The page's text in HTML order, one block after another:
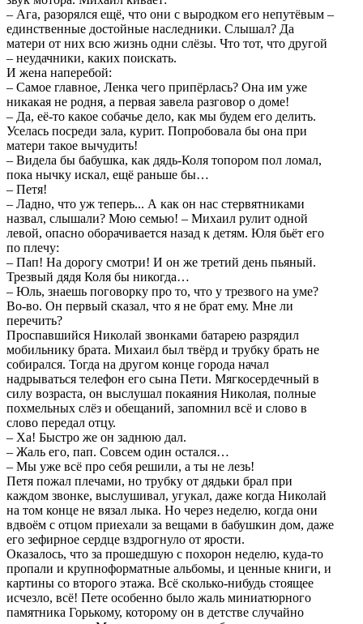
– Ага, разорялся ещё, что они с выродком его непутёвым –
единственные достойные наследники. Слышал? Да
матери от них всю жизнь одни слёзы. Что тот, что другой
– неудачники, каких поискать.
И жена наперебой:
– Самое главное, Ленка чего припёрлась? Она им уже
никакая не родня, а первая завела разговор о доме!
– Да, её-то какое собачье дело, как мы будем его делить.
Уселась посреди зала, курит. Попробовала бы она при
матери такое вычудить!
– Видела бы бабушка, как дядь-Коля топором пол ломал,
пока нычку искал, ещё раньше бы…
– Петя!
– Ладно, что уж теперь... А как он нас стервятниками
назвал, слышали? Мою семью! – Михаил рулит одной
левой, опасно оборачивается назад к детям. Юля бьёт его
по плечу:
– Пап! На дорогу смотри! И он же третий день пьяный.
Трезвый дядя Коля бы никогда…
– Юль, знаешь поговорку про то, что у трезвого на уме?
Во-во. Он первый сказал, что я не брат ему. Мне ли
перечить?
Проспавшийся Николай звонками батарею разрядил
мобильнику брата. Михаил был твёрд и трубку брать не
собирался. Тогда на другом конце города начал
надрываться телефон его сына Пети. Мягкосердечный в
силу возраста, он выслушал покаяния Николая, полные
похмельных слёз и обещаний, запомнил всё и слово в
слово передал отцу.
– Ха! Быстро же он заднюю дал.
– Жаль его, пап. Совсем один остался…
– Мы уже всё про себя решили, а ты не лезь!
Петя пожал плечами, но трубку от дядьки брал при
каждом звонке, выслушивал, угукал, даже когда Николай
на том конце не вязал лыка. Но через неделю, когда они
вдвоём с отцом приехали за вещами в бабушкин дом, даже
его зефирное сердце вздрогнуло от ярости.
Оказалось, что за прошедшую с похорон неделю, куда-то
пропали и крупноформатные альбомы, и ценные книги, и
картины со второго этажа. Всё сколько-нибудь стоящее
исчезло, всё! Пете особенно было жаль миниатюрного
памятника Горькому, которому он в детстве случайно